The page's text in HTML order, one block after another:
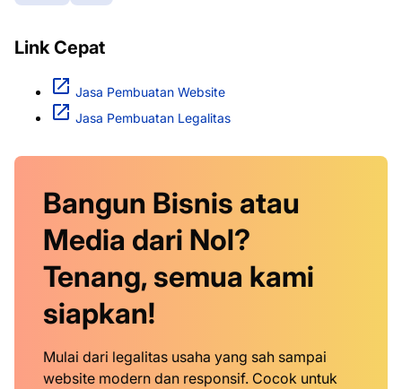
Link Cepat
Jasa Pembuatan Website
Jasa Pembuatan Legalitas
Bangun Bisnis atau
Media dari Nol?
Tenang, semua kami
siapkan!
Mulai dari legalitas usaha yang sah sampai
website modern dan responsif. Cocok untuk